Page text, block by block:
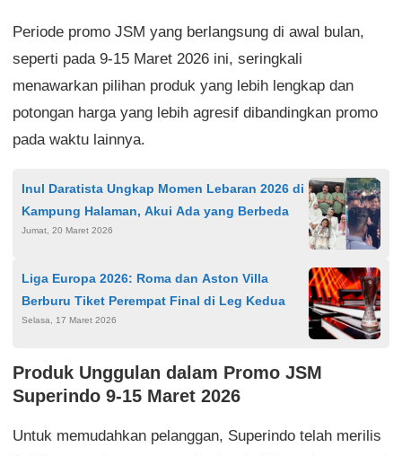
Periode promo JSM yang berlangsung di awal bulan,
seperti pada 9-15 Maret 2026 ini, seringkali
menawarkan pilihan produk yang lebih lengkap dan
potongan harga yang lebih agresif dibandingkan promo
pada waktu lainnya.
Inul Daratista Ungkap Momen Lebaran 2026 di
Kampung Halaman, Akui Ada yang Berbeda
Jumat, 20 Maret 2026
Liga Europa 2026: Roma dan Aston Villa
Berburu Tiket Perempat Final di Leg Kedua
Selasa, 17 Maret 2026
Produk Unggulan dalam Promo JSM
Superindo 9-15 Maret 2026
Untuk memudahkan pelanggan, Superindo telah merilis